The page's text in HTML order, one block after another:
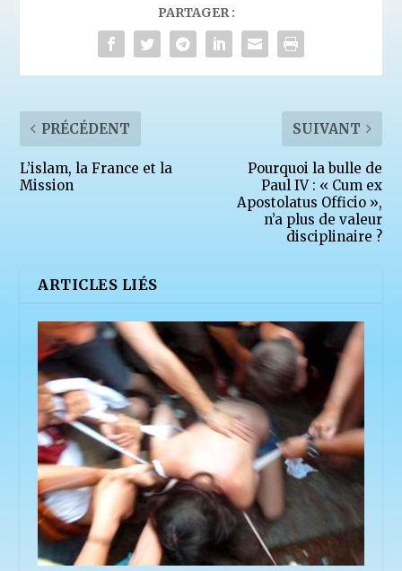
PARTAGER :
PRÉCÉDENT
L’islam, la France et la
Mission
SUIVANT
Pourquoi la bulle de
Paul IV : « Cum ex
Apostolatus Officio »,
n’a plus de valeur
disciplinaire ?
ARTICLES LIÉS